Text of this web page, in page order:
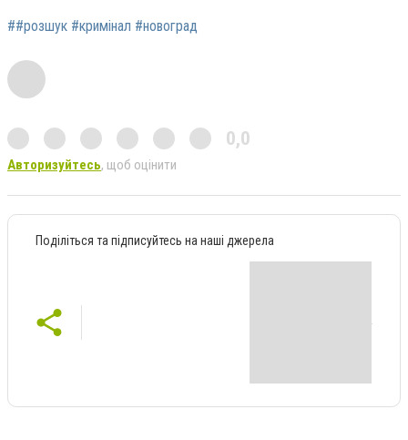
##розшук #кримінал #новоград
0,0
Авторизуйтесь, щоб оцінити
Поділіться та підписуйтесь на наші джерела